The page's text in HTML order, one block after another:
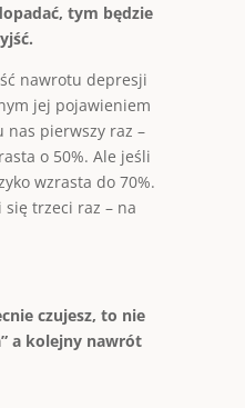
tym będzie
nawrotu depresji
jej pojawieniem
nas pierwszy raz –
o 50%. Ale jeśli
wzrasta do 70%.
trzeci raz – na
czujesz, to nie
a kolejny nawrót